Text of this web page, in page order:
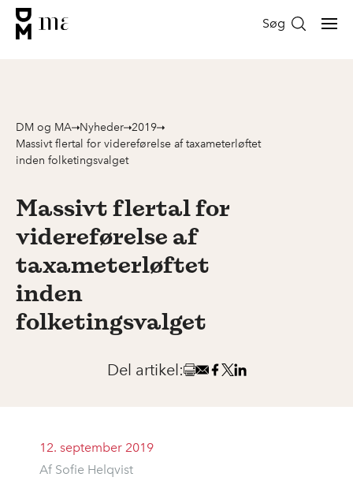
Søg
DM og MA Nyheder 2019
Massivt flertal for videreførelse af taxameterløftet
inden folketingsvalget
Massivt flertal for
videreførelse af
taxameterløftet
inden
folketingsvalget
Del artikel:
12. september 2019
Af Sofie Helqvist